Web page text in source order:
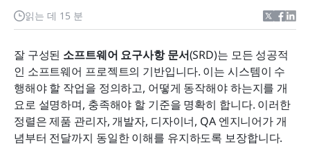
읽는 데 15 분
잘 구성된 소프트웨어 요구사항 문서(SRD)는 모든 성공적
인 소프트웨어 프로젝트의 기반입니다. 이는 시스템이 수
행해야 할 작업을 정의하고, 어떻게 동작해야 하는지를 개
요로 설명하며, 충족해야 할 기준을 명확히 합니다. 이러한
정렬은 제품 관리자, 개발자, 디자이너, QA 엔지니어가 개
념부터 전달까지 동일한 이해를 유지하도록 보장합니다.
도구를 만나보세요: Lark를 사용하여 요구 사항 문서
를 작성하고, 공동 편집하며, 다듬어 보세요
시간 확인: 표준 소프트웨어 요구사항 문서에 포함되
어야 하는 내용은 무엇입니까
결론
자주 묻는 질문